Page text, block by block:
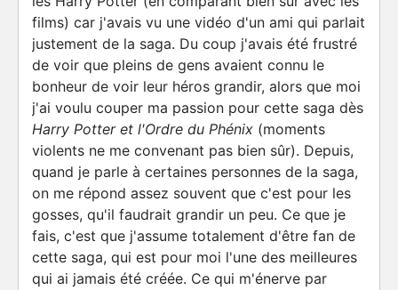
films) car j'avais vu une vidéo d'un ami qui parlait
justement de la saga. Du coup j'avais été frustré
de voir que pleins de gens avaient connu le
bonheur de voir leur héros grandir, alors que moi
j'ai voulu couper ma passion pour cette saga dès
Harry Potter et l'Ordre du Phénix (moments
violents ne me convenant pas bien sûr). Depuis,
quand je parle à certaines personnes de la saga,
on me répond assez souvent que c'est pour les
gosses, qu'il faudrait grandir un peu. Ce que je
fais, c'est que j'assume totalement d'être fan de
cette saga, qui est pour moi l'une des meilleures
qui ai jamais été créée. Ce qui m'énerve par